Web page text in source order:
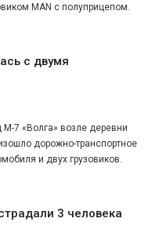
MAN с полуприцепом.
с двумя
7 «Волга» возле деревни
дорожно-транспортное
и двух грузовиков.
3 человека